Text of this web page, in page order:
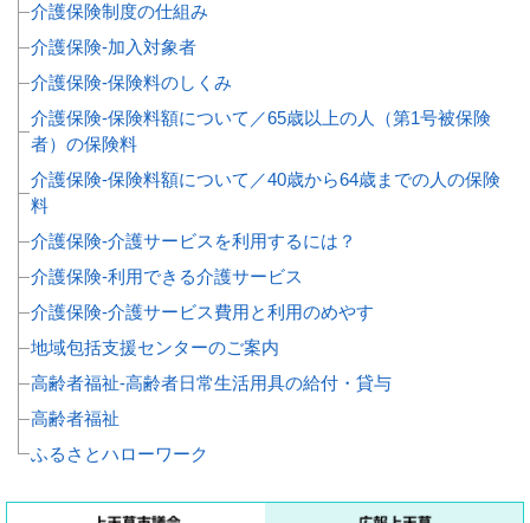
介護保険制度の仕組み
介護保険‐加入対象者
介護保険‐保険料のしくみ
介護保険‐保険料額について／65歳以上の人（第1号被保険
者）の保険料
介護保険‐保険料額について／40歳から64歳までの人の保険
料
介護保険‐介護サービスを利用するには？
介護保険‐利用できる介護サービス
介護保険‐介護サービス費用と利用のめやす
地域包括支援センターのご案内
高齢者福祉‐高齢者日常生活用具の給付・貸与
高齢者福祉
ふるさとハローワーク